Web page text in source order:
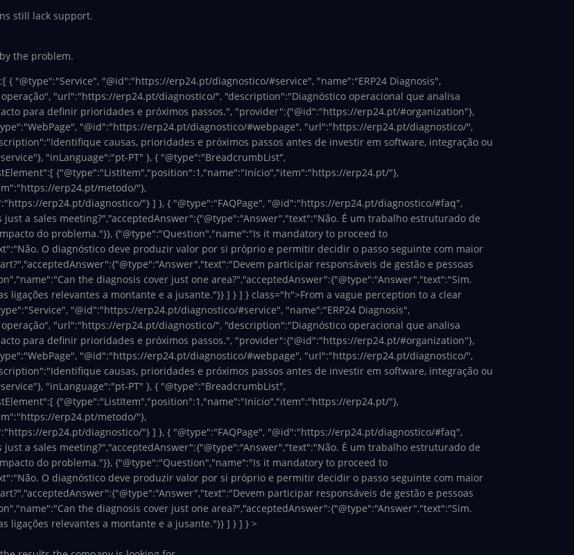
still lack support.
the problem.
"@type":"Service", "@id":"https://erp24.pt/diagnostico/#service", "name":"ERP24 Diagnosis",
"url":"https://erp24.pt/diagnostico/", "description":"Diagnóstico operacional que analisa
para definir prioridades e próximos passos.", "provider":{"@id":"https://erp24.pt/#organization"},
"@id":"https://erp24.pt/diagnostico/#webpage", "url":"https://erp24.pt/diagnostico/",
causas, prioridades e próximos passos antes de investir em software, integração ou
"inLanguage":"pt-PT" }, { "@type":"BreadcrumbList",
{"@type":"ListItem","position":1,"name":"Início","item":"https://erp24.pt/"},
erp24.pt/metodo/"},
erp24.pt/diagnostico/"} ] }, { "@type":"FAQPage", "@id":"https://erp24.pt/diagnostico/#faq",
a sales meeting?","acceptedAnswer":{"@type":"Answer","text":"Não. É um trabalho estruturado de
do problema."}}, {"@type":"Question","name":"Is it mandatory to proceed to
O diagnóstico deve produzir valor por si próprio e permitir decidir o passo seguinte com maior
participar responsáveis de gestão e pessoas
the diagnosis cover just one area?","acceptedAnswer":{"@type":"Answer","text":"Sim.
ligações relevantes a montante e a jusante."}} ] } ] } class="h">From a vague perception to a clear
"@id":"https://erp24.pt/diagnostico/#service", "name":"ERP24 Diagnosis",
"url":"https://erp24.pt/diagnostico/", "description":"Diagnóstico operacional que analisa
para definir prioridades e próximos passos.", "provider":{"@id":"https://erp24.pt/#organization"},
"@id":"https://erp24.pt/diagnostico/#webpage", "url":"https://erp24.pt/diagnostico/",
causas, prioridades e próximos passos antes de investir em software, integração ou
"inLanguage":"pt-PT" }, { "@type":"BreadcrumbList",
{"@type":"ListItem","position":1,"name":"Início","item":"https://erp24.pt/"},
erp24.pt/metodo/"},
erp24.pt/diagnostico/"} ] }, { "@type":"FAQPage", "@id":"https://erp24.pt/diagnostico/#faq",
a sales meeting?","acceptedAnswer":{"@type":"Answer","text":"Não. É um trabalho estruturado de
do problema."}}, {"@type":"Question","name":"Is it mandatory to proceed to
O diagnóstico deve produzir valor por si próprio e permitir decidir o passo seguinte com maior
participar responsáveis de gestão e pessoas
the diagnosis cover just one area?","acceptedAnswer":{"@type":"Answer","text":"Sim.
ligações relevantes a montante e a jusante."}} ] } ] } >